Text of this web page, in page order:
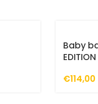
Baby
EDITION
€114,00